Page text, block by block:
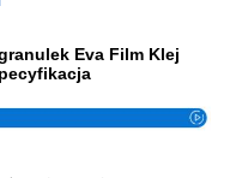
Eva Film Klej